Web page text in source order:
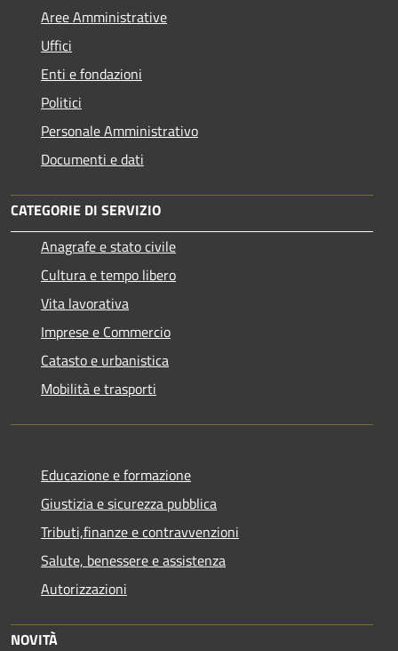
Aree Amministrative
Uffici
Enti e fondazioni
Politici
Personale Amministrativo
Documenti e dati
CATEGORIE DI SERVIZIO
Anagrafe e stato civile
Cultura e tempo libero
Vita lavorativa
Imprese e Commercio
Catasto e urbanistica
Mobilità e trasporti
Educazione e formazione
Giustizia e sicurezza pubblica
Tributi,finanze e contravvenzioni
Salute, benessere e assistenza
Autorizzazioni
NOVITÀ